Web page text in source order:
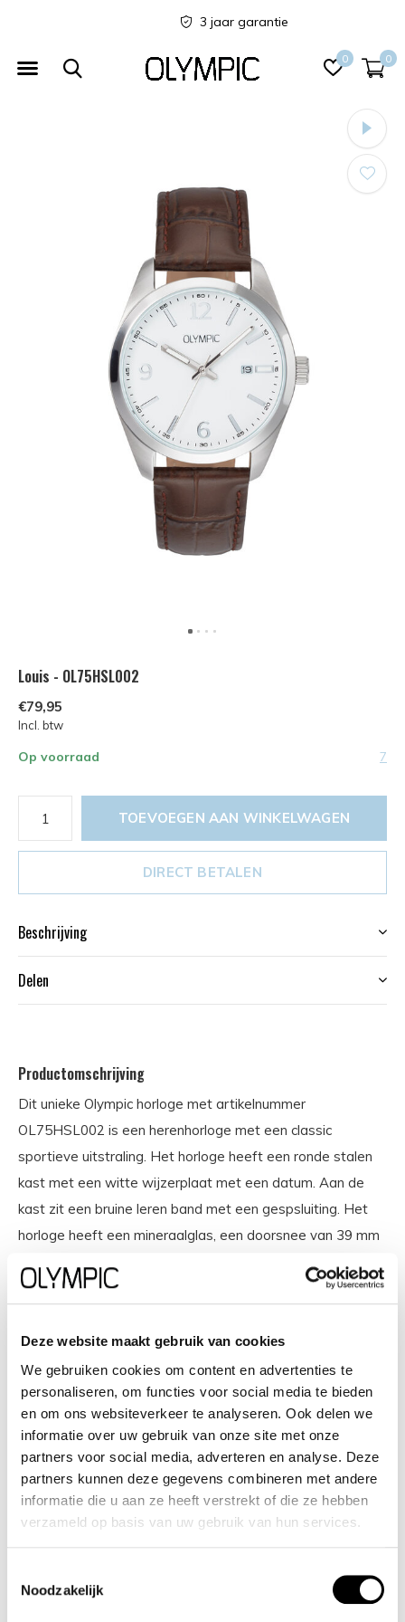
Deze website maakt gebruik van cookies
We gebruiken cookies om content en advertenties te
personaliseren, om functies voor social media te bieden
en om ons websiteverkeer te analyseren. Ook delen we
informatie over uw gebruik van onze site met onze
partners voor social media, adverteren en analyse. Deze
partners kunnen deze gegevens combineren met andere
informatie die u aan ze heeft verstrekt of die ze hebben
verzameld op basis van uw gebruik van hun services.
Noodzakelijk
0 0
3 jaar garantie
Louis - OL75HSL002
€79,95
Incl. btw
Op voorraad 7
TOEVOEGEN AAN WINKELWAGEN
DIRECT BETALEN
Beschrijving
Delen
Productomschrijving
Dit unieke Olympic horloge met artikelnummer
OL75HSL002 is een herenhorloge met een classic
sportieve uitstraling. Het horloge heeft een ronde stalen
kast met een witte wijzerplaat met een datum. Aan de
kast zit een bruine leren band met een gespsluiting. Het
horloge heeft een mineraalglas, een doorsnee van 39 mm
Dit horloge is bestand tegen water bij het zwemmen en
douchen. Het is niet bestand tegen (grote) waterdruk, dus
je kunt er niet mee duiken.
Het merk Olympic
Olympic is een Nederlands horlogemerk dat staat voor
tijdloze elegantie, betrouwbare kwaliteit en innovatief
dameshorloge, een robuuste chronograaf of een sportief
digitaal horloge, Olympic biedt een breed assortiment voor